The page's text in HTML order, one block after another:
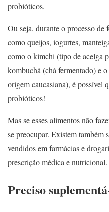
probióticos.
Ou seja, durante o processo de
como queijos, iogurtes,
como o kimchi (tipo de acelga
kombuchá (chá fermentado) e
origem caucasiana), é possível
probióticos!
Mas se esses alimentos não
se preocupar. Existem também
vendidos em farmácias e
prescrição médica e nutricional.
Preciso